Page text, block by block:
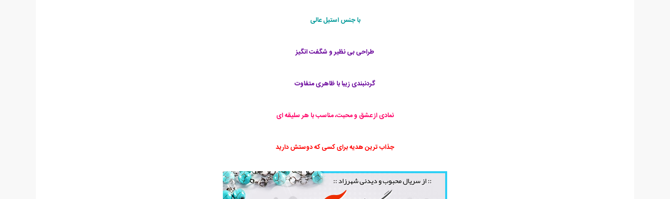
با جنس استیل عالی
طراحی بی نظیر و شگفت انگیز
گردنبندی زیبا با ظاهری متفاوت
نمادی از عشق و محبت، مناسب با هر سلیقه ای
جذاب ترین هدیه برای کسی که دوستش دارید